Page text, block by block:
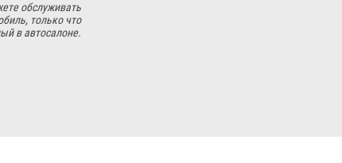
обслуживать
только что
в автосалоне.